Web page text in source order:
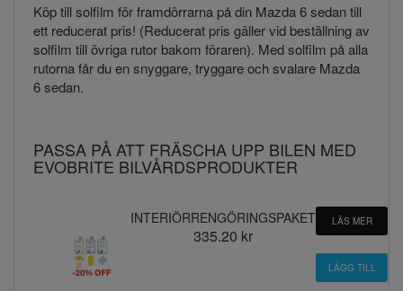
Köp till solfilm för framdörrarna på din Mazda 6 sedan till
ett reducerat pris! (Reducerat pris gäller vid beställning av
solfilm till övriga rutor bakom föraren). Med solfilm på alla
rutorna får du en snyggare, tryggare och svalare Mazda
6 sedan.
PASSA PÅ ATT FRÄSCHA UPP BILEN MED
EVOBRITE BILVÅRDSPRODUKTER
INTERIÖRRENGÖRINGSPAKET
335.20 kr
LÄS MER